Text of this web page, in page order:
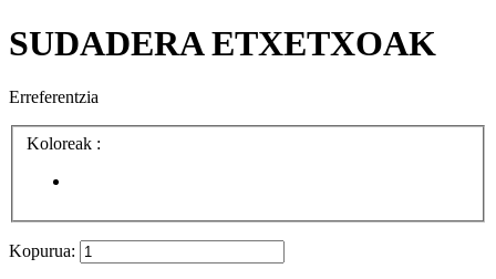
SUDADERA ETXETXOAK
Erreferentzia
Koloreak :
Kopurua: